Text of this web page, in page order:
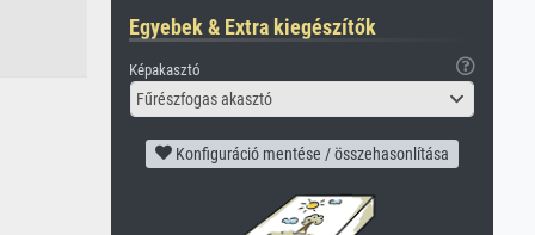
Egyebek & Extra kiegészítők
Képakasztó
Fűrészfogas akasztó
Konfiguráció mentése / összehasonlítása